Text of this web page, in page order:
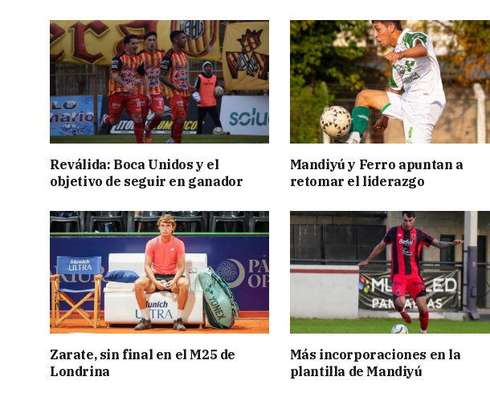
Reválida: Boca Unidos y el
objetivo de seguir en ganador
Mandiyú y Ferro apuntan a
retomar el liderazgo
Zarate, sin final en el M25 de
Londrina
Más incorporaciones en la
plantilla de Mandiyú